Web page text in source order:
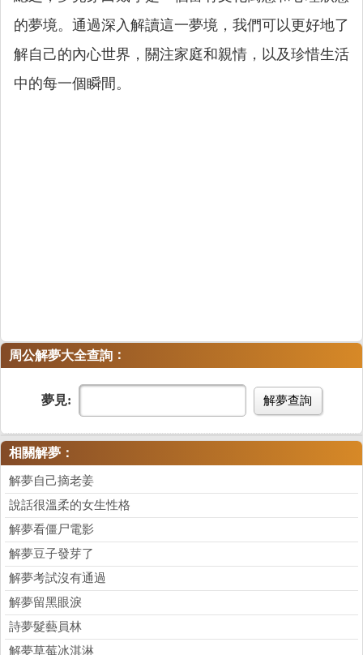
的夢境。通過深入解讀這一夢境，我們可以更好地了
解自己的內心世界，關注家庭和親情，以及珍惜生活
中的每一個瞬間。
周公解夢大全查詢 ：
夢見: 解夢查詢
相關解夢：
解夢自己摘老姜
說話很溫柔的女生性格
解夢看僵尸電影
解夢豆子發芽了
解夢考試沒有通過
解夢留黑眼淚
詩夢髮藝員林
解夢草莓冰淇淋